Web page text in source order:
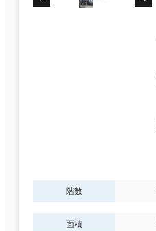
階数
面積